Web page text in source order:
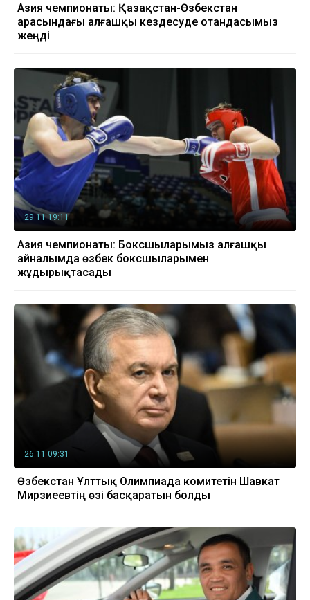
Азия чемпионаты: Қазақстан-Өзбекстан
арасындағы алғашқы кездесуде отандасымыз
жеңді
29.11 19:11
Азия чемпионаты: Боксшыларымыз алғашқы
айналымда өзбек боксшыларымен
жұдырықтасады
26.11 09:31
Өзбекстан Ұлттық Олимпиада комитетін Шавкат
Мирзиеевтің өзі басқаратын болды